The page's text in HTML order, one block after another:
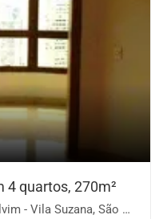
4 quartos, 270m²
Suzana, São Paulo-SP